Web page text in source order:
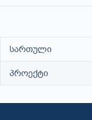
სართული
პროექტი